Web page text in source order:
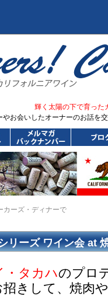
輝く太陽の下で育った
やお会いしたオーナーのお話を
カーズ・ディナーで
リーズ ワイン会 at
・タカハのプロ
招きして、焼肉